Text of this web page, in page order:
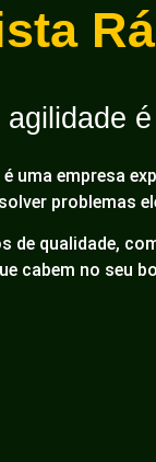
agilidade
uma empresa
problemas
de qualidade,
cabem no seu